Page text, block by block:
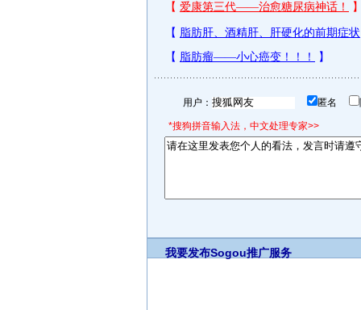
用户： 匿名
*搜狗拼音输入法，中文处理专家>>
我要发布Sogou推广服务